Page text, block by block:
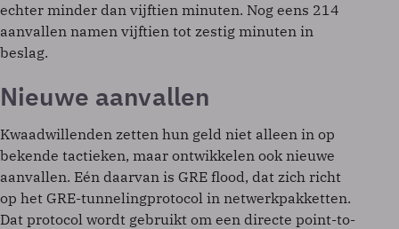
echter minder dan vijftien minuten. Nog eens 214
aanvallen namen vijftien tot zestig minuten in
beslag.
Nieuwe aanvallen
Kwaadwillenden zetten hun geld niet alleen in op
bekende tactieken, maar ontwikkelen ook nieuwe
aanvallen. Eén daarvan is GRE flood, dat zich richt
op het GRE-tunnelingprotocol in netwerkpakketten.
Dat protocol wordt gebruikt om een directe point-to-